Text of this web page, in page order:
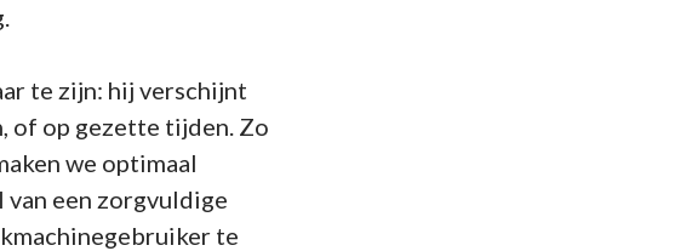
te zijn: hij verschijnt
of op gezette tijden. Zo
we optimaal
een zorgvuldige
te